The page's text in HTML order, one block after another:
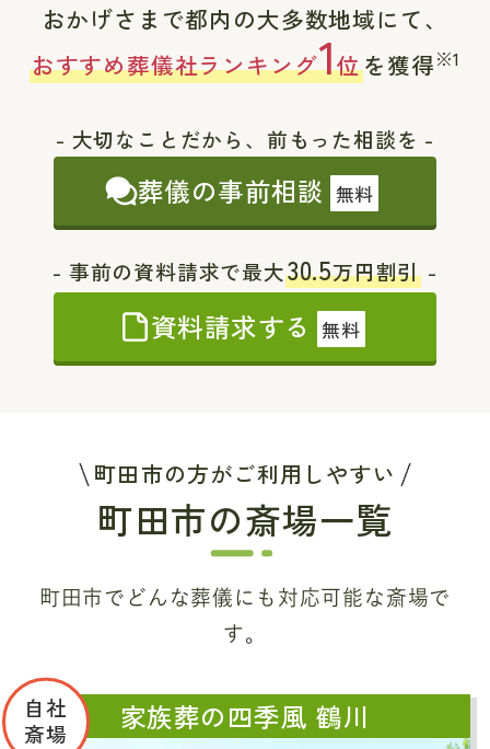
おかげさまで都内の大多数地域にて、
おすすめ葬儀社ランキング1位を獲得※1
- 大切なことだから、前もった相談を -
葬儀の事前相談 無料
- 事前の資料請求で最大30.5万円割引 -
資料請求する 無料
町田市の方がご利用しやすい
町田市の斎場一覧
町田市でどんな葬儀にも対応可能な斎場で
す。
自社
斎場
家族葬の四季風 鶴川